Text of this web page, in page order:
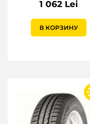
1 062 Lei
В КОРЗИНУ